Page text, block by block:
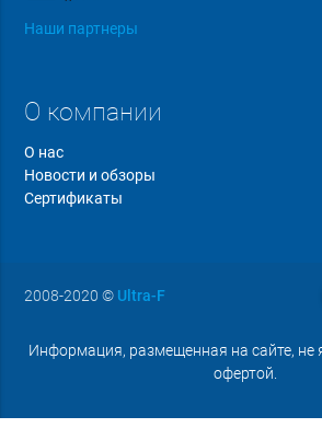
Наши партнеры
О компании
О нас
Новости и обзоры
Сертификаты
2008-2020 © Ultra-F
Информация, размещенная на сайте, не
офертой.